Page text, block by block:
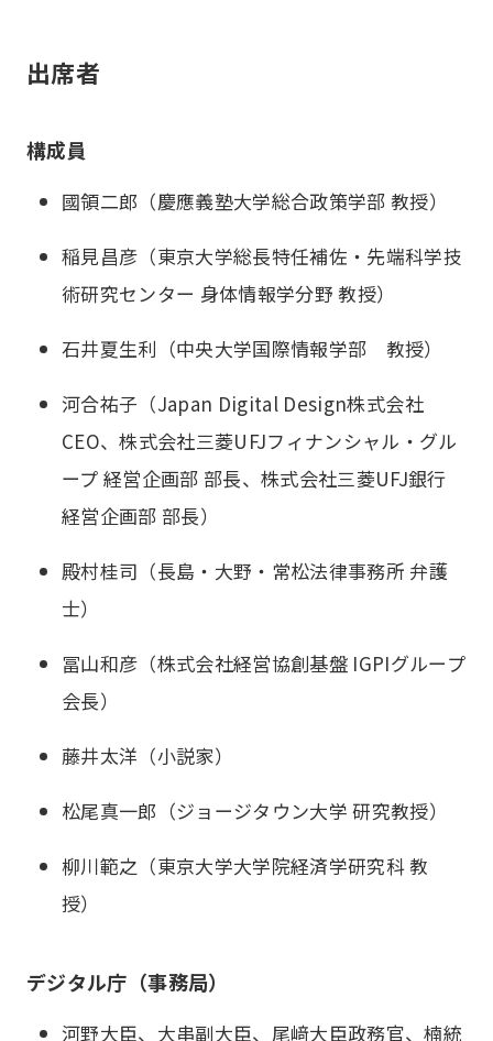
出席者
構成員
國領二郎（慶應義塾大学総合政策学部 教授）
稲見昌彦（東京大学総長特任補佐・先端科学技
術研究センター 身体情報学分野 教授）
石井夏生利（中央大学国際情報学部 教授）
河合祐子（Japan Digital Design株式会社
CEO、株式会社三菱UFJフィナンシャル・グル
ープ 経営企画部 部長、株式会社三菱UFJ銀行
経営企画部 部長）
殿村桂司（長島・大野・常松法律事務所 弁護
士）
冨山和彦（株式会社経営協創基盤 IGPIグループ
会長）
藤井太洋（小説家）
松尾真一郎（ジョージタウン大学 研究教授）
柳川範之（東京大学大学院経済学研究科 教
授）
デジタル庁（事務局）
河野大臣、大串副大臣、尾﨑大臣政務官、楠統